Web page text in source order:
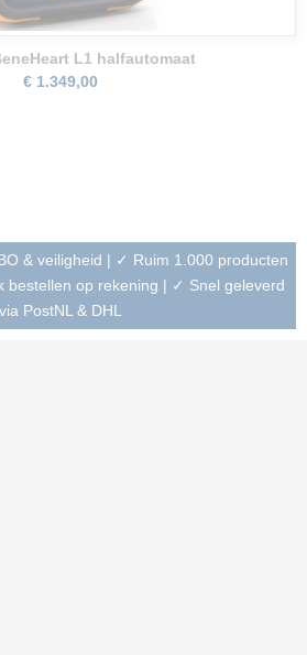
L1 halfautomaat
€ 1.349,00
& veiligheid | ✓ Ruim 1.000 producten
bestellen op rekening | ✓ Snel geleverd
via PostNL & DHL